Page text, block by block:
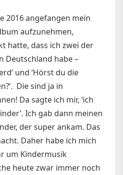
2016 angefangen mein
aufzunehmen,
hatte, dass ich zwei der
Deutschland habe –
und ‘Hörst du die
Die sind ja in
Da sagte ich mir, ‘ich
Ich gab dann meinen
der super ankam. Das
Daher habe ich mich
um Kindermusik
heute zwar immer noch